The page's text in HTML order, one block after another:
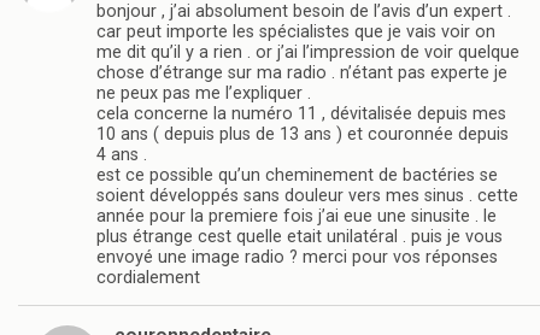
bonjour , j’ai absolument besoin de l’avis d’un expert .
car peut importe les spécialistes que je vais voir on
me dit qu’il y a rien . or j’ai l’impression de voir quelque
chose d’étrange sur ma radio . n’étant pas experte je
ne peux pas me l’expliquer .
cela concerne la numéro 11 , dévitalisée depuis mes
10 ans ( depuis plus de 13 ans ) et couronnée depuis
4 ans .
est ce possible qu’un cheminement de bactéries se
soient développés sans douleur vers mes sinus . cette
année pour la premiere fois j’ai eue une sinusite . le
plus étrange cest quelle etait unilatéral . puis je vous
envoyé une image radio ? merci pour vos réponses
cordialement